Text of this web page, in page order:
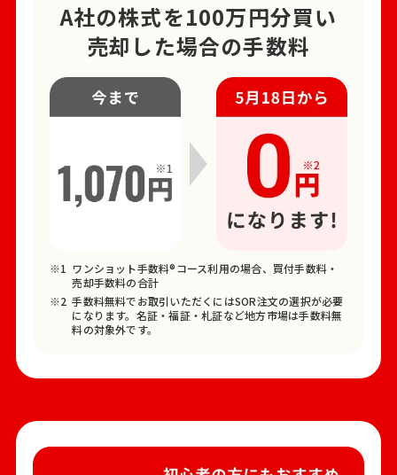
A社の株式を100万円分買い
売却した場合の手数料
ワンショット手数料®コース利用の場合、買付手数料・
売却手数料の合計
手数料無料でお取引いただくにはSOR注文の選択が必要
になります。名証・福証・札証など地方市場は手数料無
料の対象外です。